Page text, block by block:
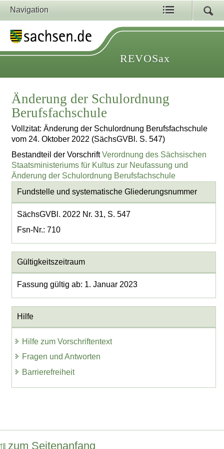
Navigation
REVOSax
Änderung der Schulordnung
Berufsfachschule
Vollzitat: Änderung der Schulordnung Berufsfachschule
vom 24. Oktober 2022 (SächsGVBl. S. 547)
Bestandteil der VorschriftVerordnung des Sächsischen
Staatsministeriums für Kultus zur Neufassung und
Änderung der Schulordnung Berufsfachschule
Fundstelle und systematische Gliederungsnummer
SächsGVBl. 2022 Nr. 31, S. 547
Fsn-Nr.: 710
Gültigkeitszeitraum
Fassung gültig ab: 1. Januar 2023
Hilfe
Hilfe zum Vorschriftentext
Fragen und Antworten
Barrierefreiheit
zum Seitenanfang